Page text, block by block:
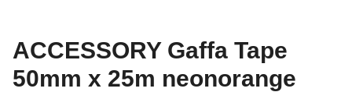
ACCESSORY Gaffa Tape
50mm x 25m neonorange